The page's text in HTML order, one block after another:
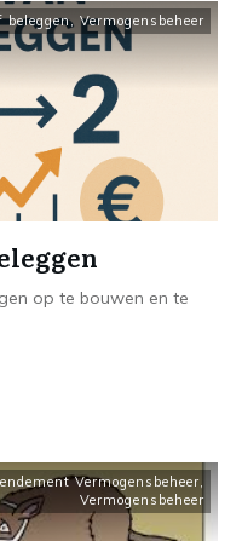
beleggen, Vermogensbeheer
op te bouwen en te
Vermogensbeheer,
Vermogensbeheer